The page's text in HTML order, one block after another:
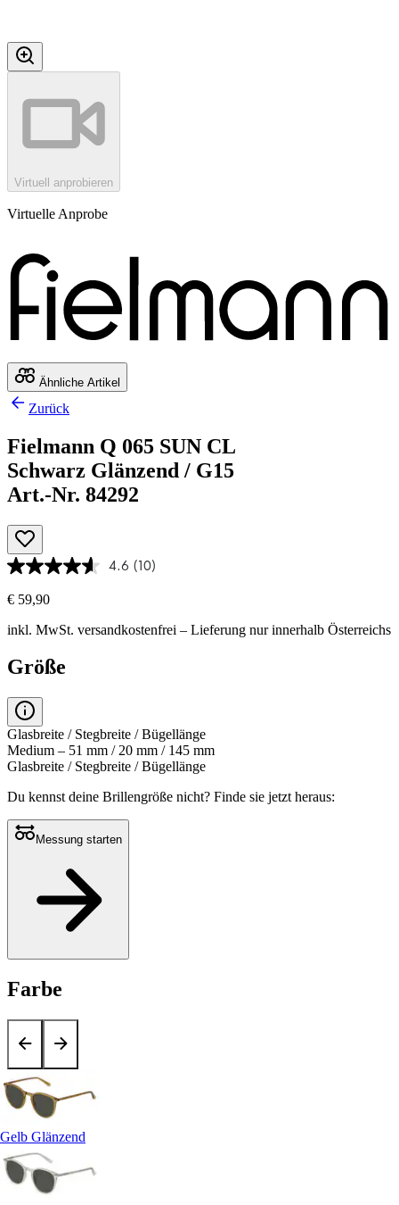
Virtuell anprobieren
Virtuelle Anprobe
Ähnliche Artikel
Zurück
Fielmann Q 065 SUN CL
Schwarz Glänzend / G15
Art.-Nr. 84292
4.6 (10)
€ 59,90
inkl. MwSt. versandkostenfrei – Lieferung nur innerhalb Österreichs
Größe
Glasbreite / Stegbreite / Bügellänge
Medium – 51 mm / 20 mm / 145 mm
Glasbreite / Stegbreite / Bügellänge
Du kennst deine Brillengröße nicht? Finde sie jetzt heraus:
Messung starten
Farbe
Gelb Glänzend